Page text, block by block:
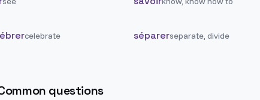
celebrate séparerseparate, divide
questions